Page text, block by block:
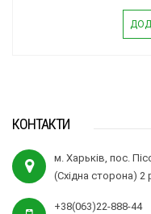
КОНТАКТИ
м. Харьків, пос.
(Східна сторона) 2
+38(063)22-888-44